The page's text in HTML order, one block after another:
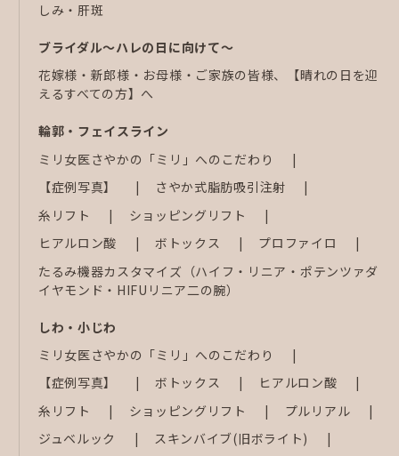
しみ・肝斑
ブライダル～ハレの日に向けて～
花嫁様・新郎様・お母様・ご家族の皆様、【晴れの日を迎
えるすべての方】へ
輪郭・フェイスライン
ミリ女医さやかの「ミリ」へのこだわり
【症例写真】
さやか式脂肪吸引注射
糸リフト
ショッピングリフト
ヒアルロン酸
ボトックス
プロファイロ
たるみ機器カスタマイズ（ハイフ・リニア・ポテンツァダ
イヤモンド・HIFUリニア二の腕）
しわ・小じわ
ミリ女医さやかの「ミリ」へのこだわり
【症例写真】
ボトックス
ヒアルロン酸
糸リフト
ショッピングリフト
プルリアル
ジュベルック
スキンバイブ(旧ボライト)